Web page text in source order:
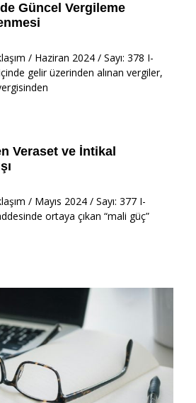
Güncel Vergileme
/ Haziran 2024 / Sayı: 378 I-
gelir üzerinden alınan vergiler,
Veraset ve İntikal
/ Mayıs 2024 / Sayı: 377 I-
ortaya çıkan “mali güç”